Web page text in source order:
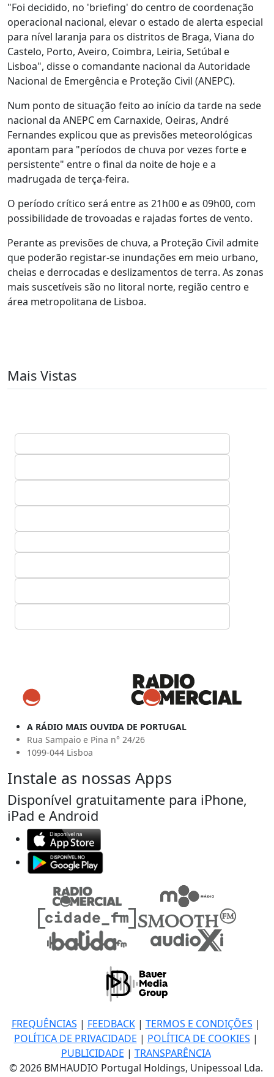
"Foi decidido, no 'briefing' do centro de coordenação
operacional nacional, elevar o estado de alerta especial
para nível laranja para os distritos de Braga, Viana do
Castelo, Porto, Aveiro, Coimbra, Leiria, Setúbal e
Lisboa", disse o comandante nacional da Autoridade
Nacional de Emergência e Proteção Civil (ANEPC).
Num ponto de situação feito ao início da tarde na sede
nacional da ANEPC em Carnaxide, Oeiras, André
Fernandes explicou que as previsões meteorológicas
apontam para "períodos de chuva por vezes forte e
persistente" entre o final da noite de hoje e a
madrugada de terça-feira.
O período crítico será entre as 21h00 e as 09h00, com
possibilidade de trovoadas e rajadas fortes de vento.
Perante as previsões de chuva, a Proteção Civil admite
que poderão registar-se inundações em meio urbano,
cheias e derrocadas e deslizamentos de terra. As zonas
mais suscetíveis são no litoral norte, região centro e
área metropolitana de Lisboa.
Mais Vistas
A RÁDIO MAIS OUVIDA DE PORTUGAL
Rua Sampaio e Pina n° 24/26
1099-044 Lisboa
Instale as nossas Apps
Disponível gratuitamente para iPhone,
iPad e Android
FREQUÊNCIAS | FEEDBACK| TERMOS E CONDIÇÕES |
POLÍTICA DE PRIVACIDADE | POLÍTICA DE COOKIES |
PUBLICIDADE | TRANSPARÊNCIA
© 2026 BMHAUDIO Portugal Holdings, Unipessoal Lda.